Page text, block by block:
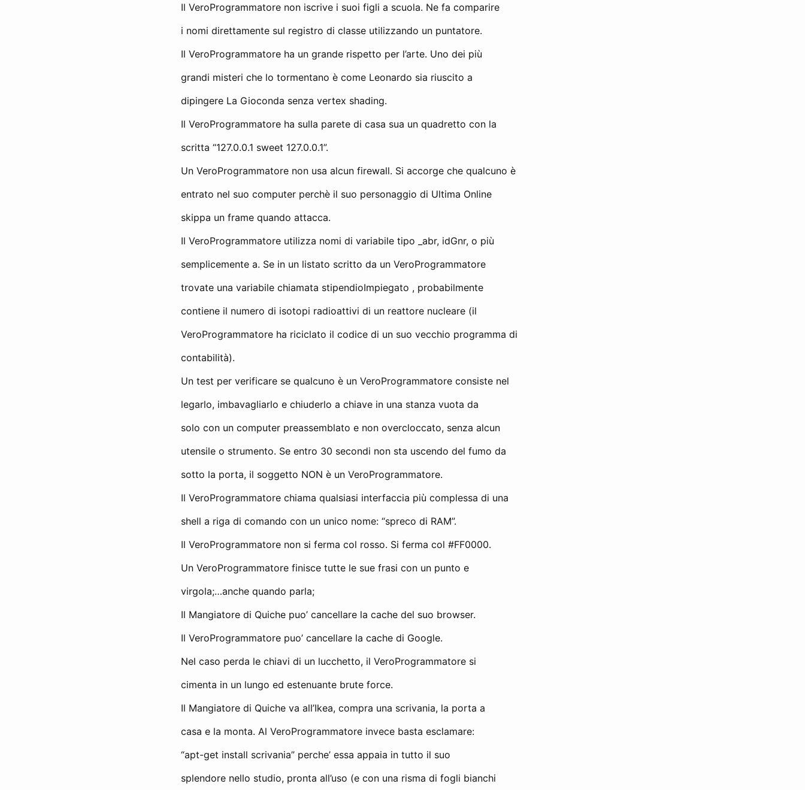
Il VeroProgrammatore non iscrive i suoi figli a scuola. Ne fa comparire
i nomi direttamente sul registro di classe utilizzando un puntatore.
Il VeroProgrammatore ha un grande rispetto per l’arte. Uno dei più
grandi misteri che lo tormentano è come Leonardo sia riuscito a
dipingere La Gioconda senza vertex shading.
Il VeroProgrammatore ha sulla parete di casa sua un quadretto con la
scritta “127.0.0.1 sweet 127.0.0.1”.
Un VeroProgrammatore non usa alcun firewall. Si accorge che qualcuno è
entrato nel suo computer perchè il suo personaggio di Ultima Online
skippa un frame quando attacca.
Il VeroProgrammatore utilizza nomi di variabile tipo _abr, idGnr, o più
semplicemente a. Se in un listato scritto da un VeroProgrammatore
trovate una variabile chiamata stipendioImpiegato , probabilmente
contiene il numero di isotopi radioattivi di un reattore nucleare (il
VeroProgrammatore ha riciclato il codice di un suo vecchio programma di
contabilità).
Un test per verificare se qualcuno è un VeroProgrammatore consiste nel
legarlo, imbavagliarlo e chiuderlo a chiave in una stanza vuota da
solo con un computer preassemblato e non overcloccato, senza alcun
utensile o strumento. Se entro 30 secondi non sta uscendo del fumo da
sotto la porta, il soggetto NON è un VeroProgrammatore.
Il VeroProgrammatore chiama qualsiasi interfaccia più complessa di una
shell a riga di comando con un unico nome: “spreco di RAM”.
Il VeroProgrammatore non si ferma col rosso. Si ferma col #FF0000.
Un VeroProgrammatore finisce tutte le sue frasi con un punto e
virgola;…anche quando parla;
Il Mangiatore di Quiche puo’ cancellare la cache del suo browser.
Il VeroProgrammatore puo’ cancellare la cache di Google.
Nel caso perda le chiavi di un lucchetto, il VeroProgrammatore si
cimenta in un lungo ed estenuante brute force.
Il Mangiatore di Quiche va all’Ikea, compra una scrivania, la porta a
casa e la monta. Al VeroProgrammatore invece basta esclamare:
“apt-get install scrivania” perche’ essa appaia in tutto il suo
splendore nello studio, pronta all’uso (e con una risma di fogli bianchi